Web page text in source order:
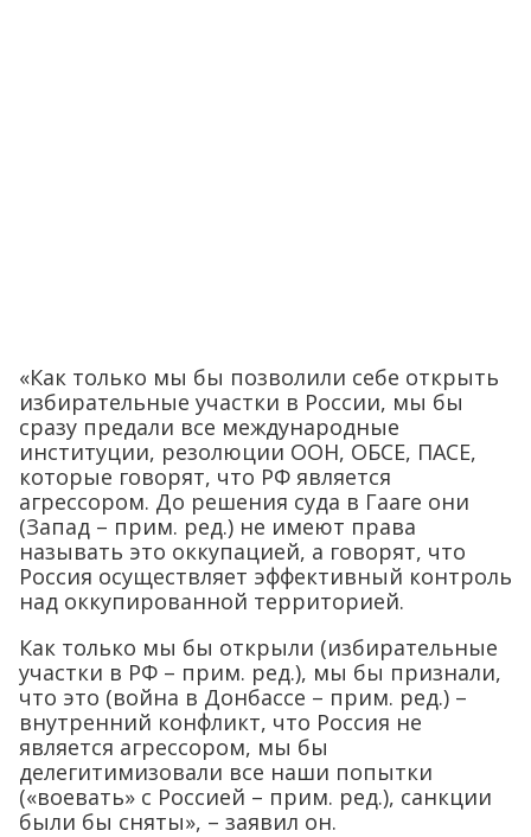
«Как только мы бы позволили себе открыть
избирательные участки в России, мы бы
сразу предали все международные
институции, резолюции ООН, ОБСЕ, ПАСЕ,
которые говорят, что РФ является
агрессором. До решения суда в Гааге они
(Запад – прим. ред.) не имеют права
называть это оккупацией, а говорят, что
Россия осуществляет эффективный контроль
над оккупированной территорией.
Как только мы бы открыли (избирательные
участки в РФ – прим. ред.), мы бы признали,
что это (война в Донбассе – прим. ред.) –
внутренний конфликт, что Россия не
является агрессором, мы бы
делегитимизовали все наши попытки
(«воевать» с Россией – прим. ред.), санкции
были бы сняты», – заявил он.